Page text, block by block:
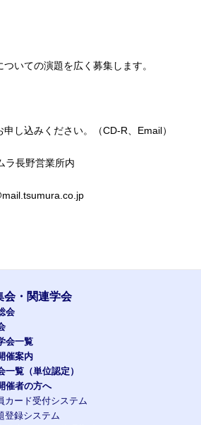
いての演題を広く募集します。
し込みください。（CD-R、Email）
ラ長野営業所内
会・関連学会
会
会一覧
催案内
一覧（単位認定）
催者の方へ
カード受付システム
登録システム